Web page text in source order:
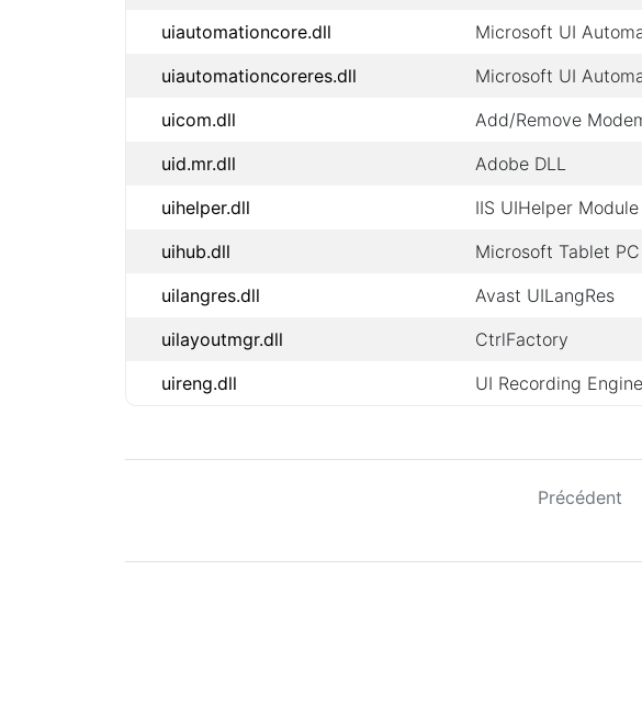
uiautomationcore.dll
Microsoft UI
uiautomationcoreres.dll
Microsoft UI
uicom.dll
Add/Remove
uid.mr.dll
Adobe DLL
uihelper.dll
IIS UIHelper Module
uihub.dll
Microsoft Tablet
uilangres.dll
Avast UILangRes
uilayoutmgr.dll
CtrlFactory
uireng.dll
UI Recording
Précédent